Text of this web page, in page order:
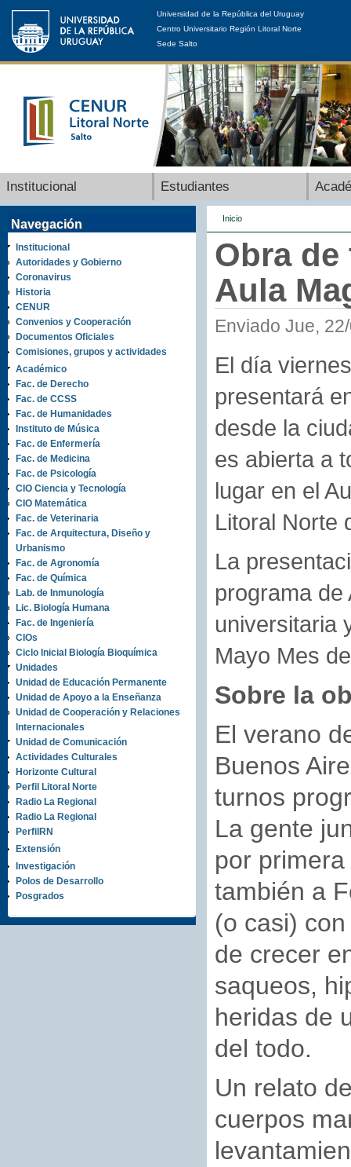
Universidad de la República del Uruguay
Centro Universitario Región Litoral Norte
Sede Salto
Institucional Estudiantes
Navegación
Institucional
Autoridades y Gobierno
Coronavirus
Historia
CENUR
Convenios y Cooperación
Documentos Oficiales
Comisiones, grupos y actividades
Académico
Fac. de Derecho
Fac. de CCSS
Fac. de Humanidades
Instituto de Música
Fac. de Enfermería
Fac. de Medicina
Fac. de Psicología
CIO Ciencia y Tecnología
CIO Matemática
Fac. de Veterinaria
Fac. de Arquitectura, Diseño y
Urbanismo
Fac. de Agronomía
Fac. de Química
Lab. de Inmunología
Lic. Biología Humana
Fac. de Ingeniería
CIOs
Ciclo Inicial Biología Bioquímica
Unidades
Unidad de Educación Permanente
Unidad de Apoyo a la Enseñanza
Unidad de Cooperación y Relaciones
Internacionales
Unidad de Comunicación
Actividades Culturales
Horizonte Cultural
Perfil Litoral Norte
Radio La Regional
Radio La Regional
PerfilRN
Extensión
Investigación
Polos de Desarrollo
Posgrados
Inicio
Obra de
Aula
Enviado Jue,
El día
presentará
desde la
es abierta a
lugar en el
Litoral Norte
La
programa
universitaria
Mayo Mes
Sobre la
El verano
Buenos
turnos
La gente
por
también a
(o casi)
de crecer
saqueos,
heridas de
del todo.
Un relato
cuerpos